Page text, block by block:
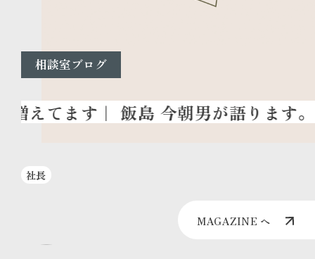
相談室ブログ
社長
MAGAZINE へ